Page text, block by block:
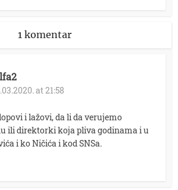
1 komentar
at 21:58
i lažovi, da li da verujemo
ili direktorki koja pliva godinama i u
i ko Ničića i kod SNSa.